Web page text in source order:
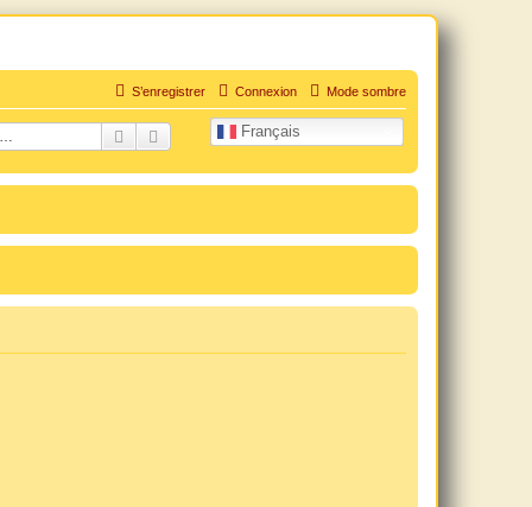
personnelle douloureuse
Mode sombre
Connexion
S’enregistrer
Français
RechercherRecherche avancée